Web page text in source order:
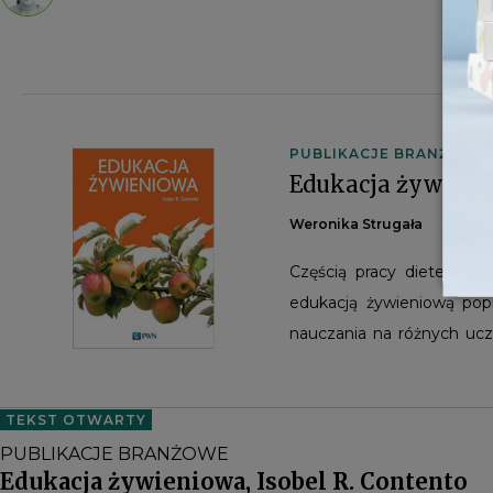
PUBLIKACJE BRANŻOWE
Edukacja
Weronika Strugała
Częścią pracy dietetyka
edukacją żywieniową
nauczania na różnych
egzaminem bądź
TEKST OTWARTY
PUBLIKACJE BRANŻOWE
Edukacja żywieniowa, Isobel R. Contento